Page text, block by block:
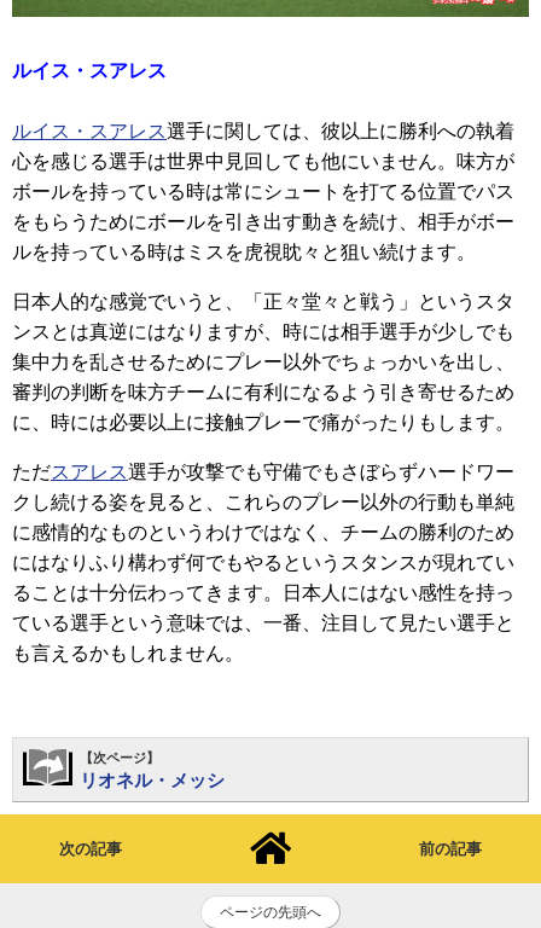
ルイス・スアレス
ルイス・スアレス選手に関しては、彼以上に勝利への執着
心を感じる選手は世界中見回しても他にいません。味方が
ボールを持っている時は常にシュートを打てる位置でパス
をもらうためにボールを引き出す動きを続け、相手がボー
ルを持っている時はミスを虎視眈々と狙い続けます。
日本人的な感覚でいうと、「正々堂々と戦う」というスタ
ンスとは真逆にはなりますが、時には相手選手が少しでも
集中力を乱させるためにプレー以外でちょっかいを出し、
審判の判断を味方チームに有利になるよう引き寄せるため
に、時には必要以上に接触プレーで痛がったりもします。
ただスアレス選手が攻撃でも守備でもさぼらずハードワー
クし続ける姿を見ると、これらのプレー以外の行動も単純
に感情的なものというわけではなく、チームの勝利のため
にはなりふり構わず何でもやるというスタンスが現れてい
ることは十分伝わってきます。日本人にはない感性を持っ
ている選手という意味では、一番、注目して見たい選手と
も言えるかもしれません。
【次ページ】
リオネル・メッシ
次の記事 前の記事
ページの先頭へ